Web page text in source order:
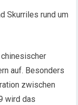
Skurriles rund um
chinesischer
auf. Besonders
zwischen
wird das